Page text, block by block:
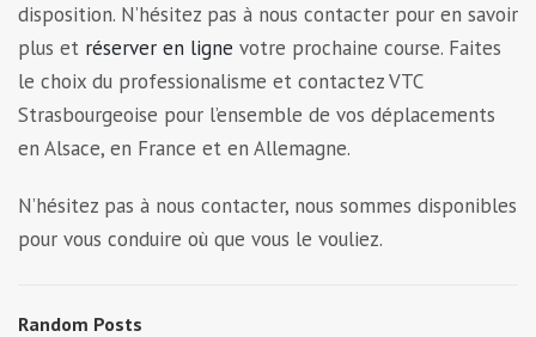
disposition. N’hésitez pas à nous contacter pour en savoir
plus et réserver en ligne votre prochaine course. Faites
le choix du professionalisme et contactez VTC
Strasbourgeoise pour l’ensemble de vos déplacements
en Alsace, en France et en Allemagne.
N’hésitez pas à nous contacter, nous sommes disponibles
pour vous conduire où que vous le vouliez.
Random Posts